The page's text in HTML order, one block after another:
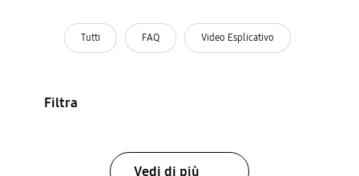
Tutti FAQ Video Esplicativo
Filtra
Vedi di più